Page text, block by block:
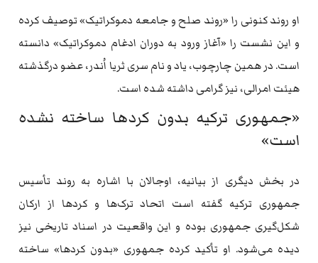
او روند کنونی را «روند صلح و جامعه دموکراتیک» توصیف کرده
و این نشست را «آغاز ورود به دوران ادغام دموکراتیک» دانسته
است. در همین چارچوب، یاد و نام سری ثریا اُندر، عضو درگذشته
هیئت امرالی، نیز گرامی داشته شده است.
«جمهوری ترکیه بدون کردها ساخته نشده
است»
در بخش دیگری از بیانیه، اوجالان با اشاره به روند تأسیس
جمهوری ترکیه گفته است اتحاد ترک‌ها و کردها از ارکان
شکل‌گیری جمهوری بوده و این واقعیت در اسناد تاریخی نیز
دیده می‌شود. او تأکید کرده جمهوری «بدون کردها» ساخته